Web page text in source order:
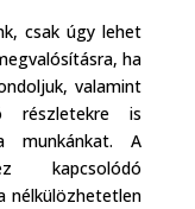
csak úgy lehet
ha
valamint
is
munkánkat. A
nélkülözhetetlen